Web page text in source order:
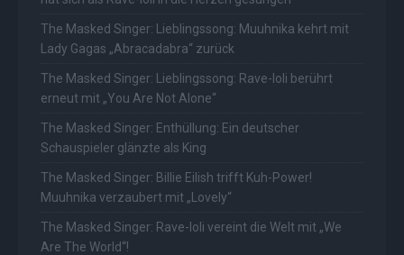
The Masked Singer: Lieblingssong: Muuhnika kehrt mit
Lady Gagas „Abracadabra“ zurück
The Masked Singer: Lieblingssong: Rave-Ioli berührt
erneut mit „You Are Not Alone“
The Masked Singer: Enthüllung: Ein deutscher
Schauspieler glänzte als King
The Masked Singer: Billie Eilish trifft Kuh-Power!
Muuhnika verzaubert mit „Lovely“
The Masked Singer: Rave-Ioli vereint die Welt mit „We
Are The World“!